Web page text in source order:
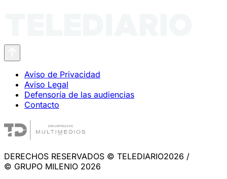
Aviso de Privacidad
Aviso Legal
Defensoría de las audiencias
Contacto
DERECHOS RESERVADOS © TELEDIARIO2026 /
© GRUPO MILENIO 2026